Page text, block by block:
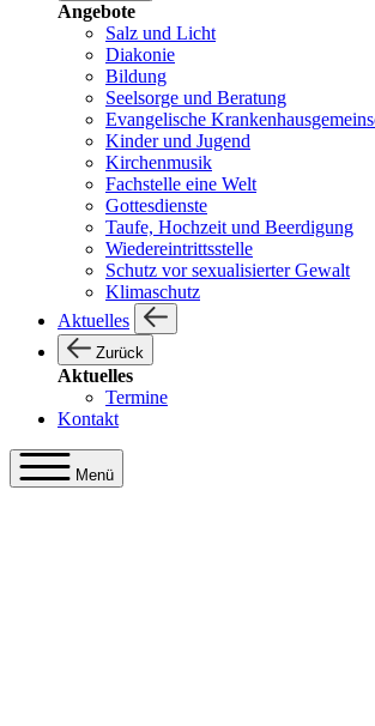
Angebote
Salz und Licht
Diakonie
Bildung
Seelsorge und Beratung
Evangelische
Kinder und Jugend
Kirchenmusik
Fachstelle eine Welt
Gottesdienste
Taufe, Hochzeit und Beerdigung
Wiedereintrittsstelle
Schutz vor sexualisierter Gewalt
Klimaschutz
Aktuelles
Zurück
Aktuelles
Termine
Kontakt
Menü